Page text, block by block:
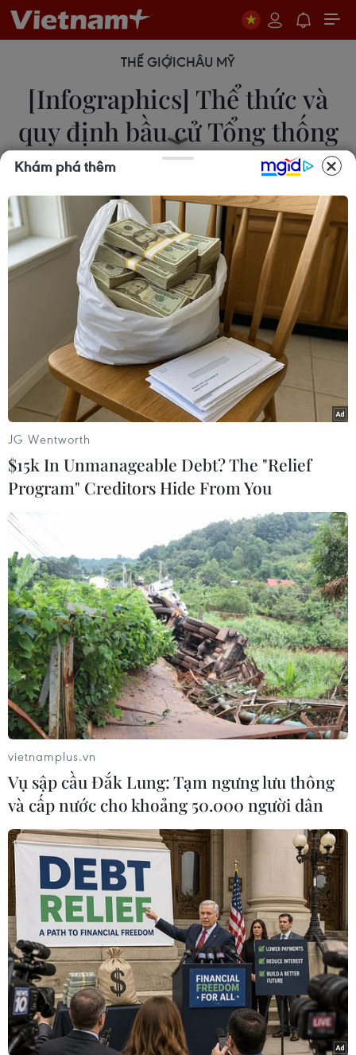
THẾ GIỚICHÂU MỸ
[Infographics] Thể thức và
quy định bầu cử Tổng thống
Mỹ
26/10/2020 13:21
Cuộc bầu cử Tổng thống Mỹ là cả một quá trình
phức tạp với nhiều giai đoạn bỏ phiếu, từ lúc bắt
đầu tiến hành thăm dò dư luận để quyết định ứng
cử cho đến khi trở thành tổng thống.
Khám phá thêm
JG Wentworth
$15k In Unmanageable Debt? The "Relief
Program" Creditors Hide From You
vietnamplus.vn
Vụ sập cầu Đắk Lung: Tạm ngưng lưu thông
và cấp nước cho khoảng 50.000 người dân